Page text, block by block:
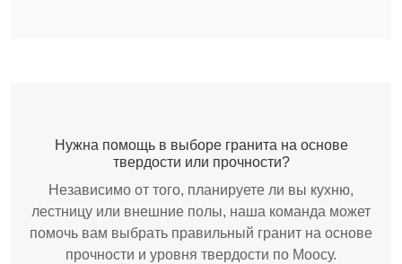
Нужна помощь в выборе гранита на основе
твердости или прочности?
Независимо от того, планируете ли вы кухню,
лестницу или внешние полы, наша команда может
помочь вам выбрать правильный гранит на основе
прочности и уровня твердости по Моосу.